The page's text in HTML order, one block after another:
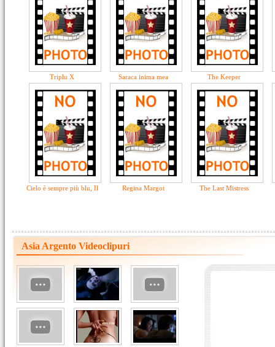
Triplu X Saraca inima mea The Keeper
Cielo è sempre più blu, Il Regina Margot The Last Mistress
Asia Argento Videoclipuri